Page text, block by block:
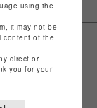
using the
it may not be
content of the
direct or
you for your